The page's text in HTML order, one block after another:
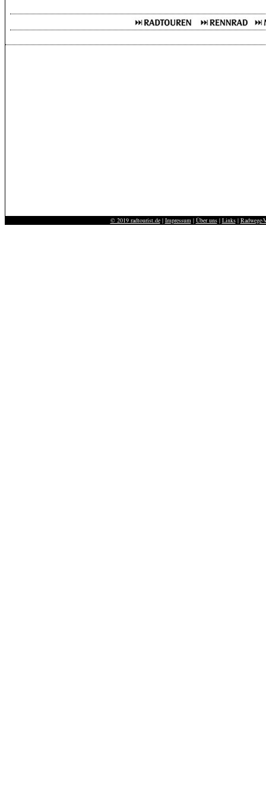
© 2019 radtourist.de| Impressum| Über uns| Links| Radwege-